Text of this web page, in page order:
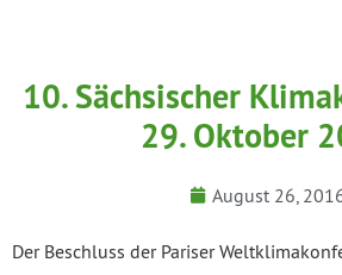
10. Sächsischer
29. Oktober
August 26,
Der Beschluss der Pariser